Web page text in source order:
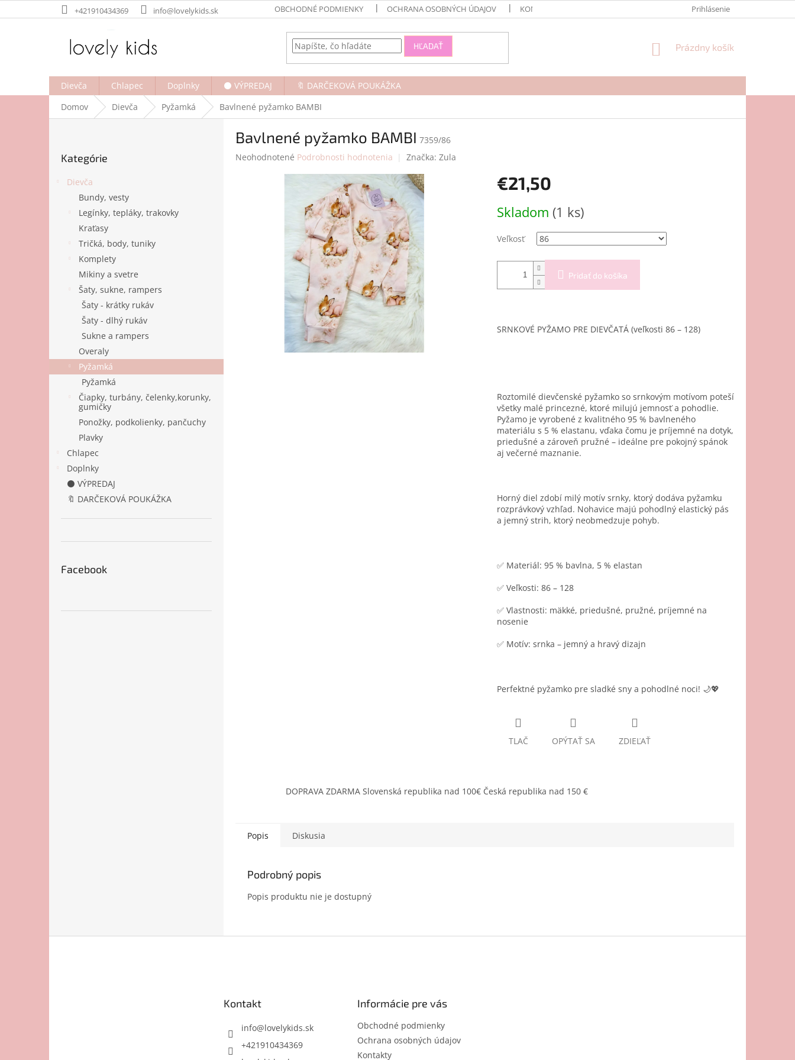
na
+421910434369 info@lovelykids.sk OBCHODNÉ PODMIENKY OCHRANA OSOBNÝCH ÚDAJOV KONTAKTY Prihlásenie
HĽADAŤ
NÁKUPNÝ
Prázdny košík
Dievča Chlapec Doplnky ⚫ VÝPREDAJ
🔖 DARČEKOVÁ POUKÁŽKA
Domov
Dievča Pyžamká Bavlnené pyžamko BAMBI
kategórie
Kategórie
Dievča
Bundy, vesty
Legínky, tepláky, trakovky
Kraťasy
Tričká, body, tuniky
Komplety
Mikiny a svetre
Šaty, sukne, rampers
Šaty - krátky rukáv
Šaty - dlhý rukáv
Sukne a rampers
Overaly
Pyžamká
Pyžamká
Čiapky, turbány, čelenky,korunky,
gumičky
Ponožky, podkolienky, pančuchy
Plavky
Chlapec
Doplnky
⚫ VÝPREDAJ
🔖 DARČEKOVÁ POUKÁŽKA
Facebook
Bavlnené pyžamko BAMBI 7359/86
Priemerné
Neohodnotené Podrobnosti hodnotenia Značka: Zula
€21,50
cena:
Skladom (1 ks)
Veľkosť
Pridať do košíka
SRNKOVÉ PYŽAMO PRE DIEVČATÁ (veľkosti 86 – 128)
Roztomilé dievčenské pyžamko so srnkovým motívom poteší
všetky malé princezné, ktoré milujú jemnosť a pohodlie.
Pyžamo je vyrobené z kvalitného 95 % bavlneného
materiálu s 5 % elastanu, vďaka čomu je príjemné na dotyk,
priedušné a zároveň pružné – ideálne pre pokojný spánok
aj večerné maznanie.
Horný diel zdobí milý motív srnky, ktorý dodáva pyžamku
rozprávkový vzhľad. Nohavice majú pohodlný elastický pás
a jemný strih, ktorý neobmedzuje pohyb.
✅ Materiál: 95 % bavlna, 5 % elastan
✅ Veľkosti: 86 – 128
✅ Vlastnosti: mäkké, priedušné, pružné, príjemné na
nosenie
✅ Motív: srnka – jemný a hravý dizajn
Perfektné pyžamko pre sladké sny a pohodlné noci! 🌙💖
TLAČ OPÝTAŤ SA ZDIEĽAŤ
DOPRAVA ZDARMA Slovenská republika nad 100€ Česká republika nad 150 €
Popis Diskusia
Podrobný popis
Popis produktu nie je dostupný
Kontakt
info@lovelykids.sk
+421910434369
Informácie pre vás
Obchodné podmienky
Ochrana osobných údajov
Kontakty